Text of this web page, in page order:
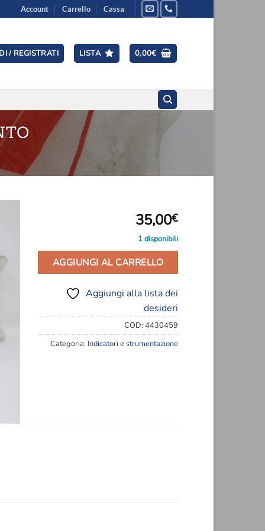
Account Carrello Cassa
/ REGISTRATI LISTA 0,00€
35,00€
1 disponibili
AGGIUNGI AL CARRELLO
Aggiungi alla lista dei
desideri
COD: 4430459
Categoria: Indicatori e strumentazione